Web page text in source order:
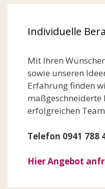
Individuelle
Mit Ihren
sowie unseren
Erfahrung finden
erfolgreichen
Telefon 0941 788
Hier Angebot